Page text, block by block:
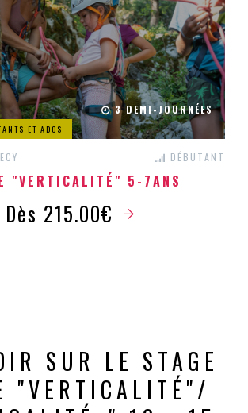
3 DEMI-JOURNÉES
ET ADOS
DÉBUTANT
"VERTICALITÉ" 5-7ANS
Dès 215.00€
SUR LE STAGE
"VERTICALITÉ"/